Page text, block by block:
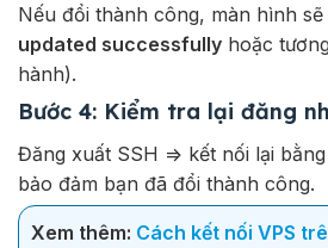
Nếu đổi thành công, màn hình sẽ
updated successfully hoặc
hành).
Bước 4: Kiểm tra lại đăng
Đăng xuất SSH => kết nối lại bằng
bảo đảm bạn đã đổi thành công.
Xem thêm: Cách kết nối VPS